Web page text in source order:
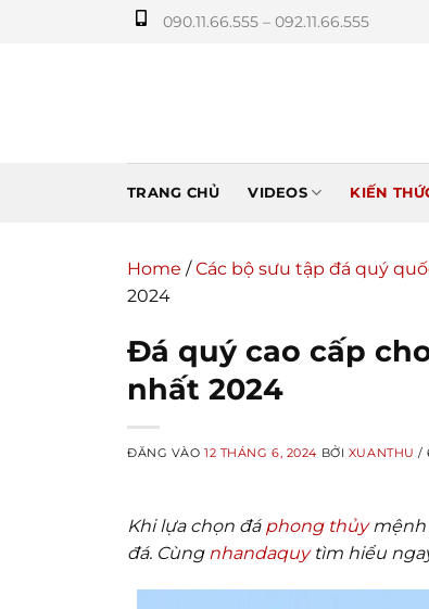
090.11.66.555 – 092.11.66.555
TRANG CHỦ VIDEOS KIẾN
Home /Các bộ sưu tập đá quý
2024
Đá quý cao cấp
nhất 2024
ĐĂNG VÀO12 THÁNG 6, 2024 BỞI XUANTHU /
Khi lựa chọn đá phong thủymệnh
đá. Cùng nhandaquytìm hiểu